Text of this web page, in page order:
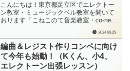
こんにちは！東京都足立区でエレクトー
ン教室・ミュージックベル教室を開いて
おります「こねこのて音楽教室・co-neko
2004年に「エレクトーンSTAGEA01シリ
ーズ」が発売され。「爆誕」！と言って
もよかったのかも。それほどに、今まで
のエレクトーンとは「いろいろ違...
2024.09.25
編曲＆レジスト作りコンペに向け
て今年も始動！（Kくん、小4、
エレクトーン出張レッスン）